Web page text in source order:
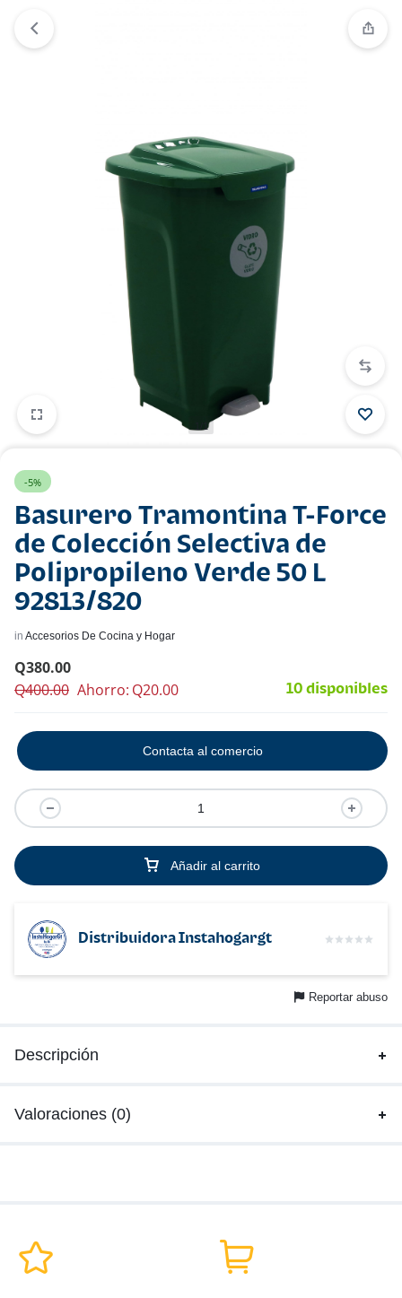
1/1
-5%
Basurero Tramontina T-Force
de Colección Selectiva de
Polipropileno Verde 50 L
92813/820
in Accesorios De Cocina y Hogar
Q380.00
Q400.00 Ahorro: Q20.00 10 disponibles
Añadir al carrito
Contacta al comercio
Distribuidora Instahogargt
Reportar abuso
Descripción
Valoraciones (0)